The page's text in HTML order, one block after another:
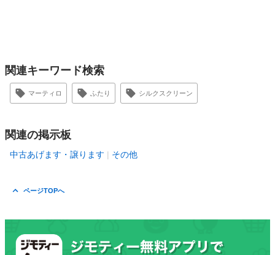
関連キーワード検索
マーティロ ふたり シルクスクリーン
関連の掲示板
中古あげます・譲ります その他
ページTOPへ